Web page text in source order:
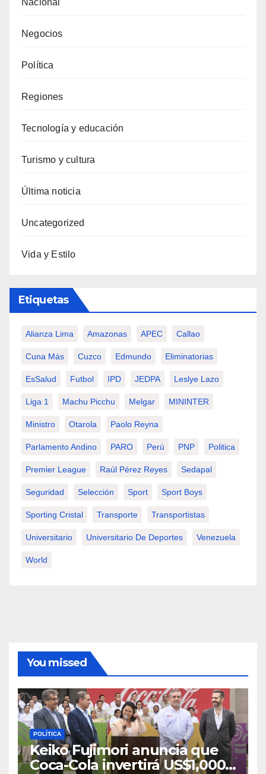
Negocios
Política
Regiones
Tecnología y educación
Turismo y cultura
Última noticia
Uncategorized
Vida y Estilo
Etiquetas
Alianza Lima Amazonas APEC Callao
Cuna Más Cuzco Edmundo Eliminatorias
EsSalud Futbol IPD JEDPA Leslye Lazo
Liga 1 Machu Picchu Melgar MININTER
Ministro Otarola Paolo Reyna
Parlamento Andino PARO Perú PNP Politica
Premier League Raúl Pérez Reyes Sedapal
Seguridad Selección Sport Sport Boys
Sporting Cristal Transporte Transportistas
Universitario Universitario De Deportes Venezuela
World
You missed
POLÍTICA
Keiko Fujimori anuncia que
Coca-Cola invertirá US$1,000